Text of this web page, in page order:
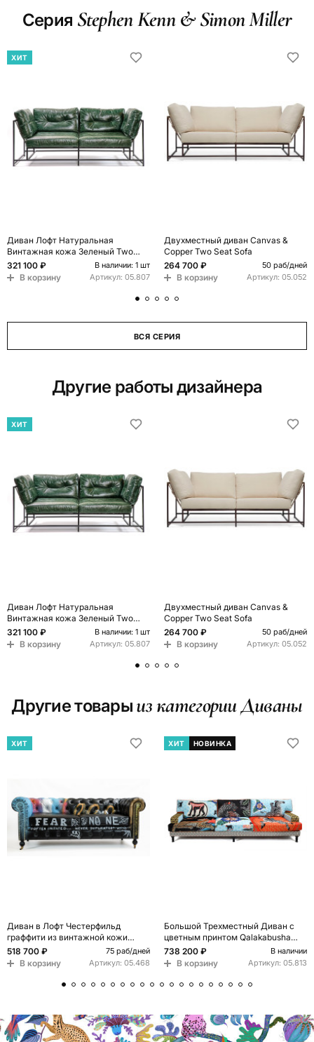
Серия Stephen Kenn & Simon Miller
ХИТ
Диван Лофт Натуральная
Винтажная кожа Зеленый Two
Seat Encounter Leather Sofa
321 100 ₽ В наличии: 1 шт
В корзину Артикул: 05.807
Двухместный диван Canvas &
Copper Two Seat Sofa
264 700 ₽
50 раб/дней
В корзину Артикул: 05.052
ВСЯ СЕРИЯ
Другие работы дизайнера
ХИТ
Диван Лофт Натуральная
Винтажная кожа Зеленый Two
Seat Encounter Leather Sofa
321 100 ₽ В наличии: 1 шт
В корзину Артикул: 05.807
Двухместный диван Canvas &
Copper Two Seat Sofa
264 700 ₽
50 раб/дней
В корзину Артикул: 05.052
Другие товары из категории Диваны
ХИТ
Диван в Лофт Честерфильд
граффити из винтажной кожи
GRAFFITI PARA Chesterfield
518 700 ₽ 75 раб/дней
В корзину Артикул: 05.468
ХИТ НОВИНКА
Большой Трехместный Диван с
цветным принтом Qalakabusha
Large Sofa
738 200 ₽ В наличии
В корзину Артикул: 05.813